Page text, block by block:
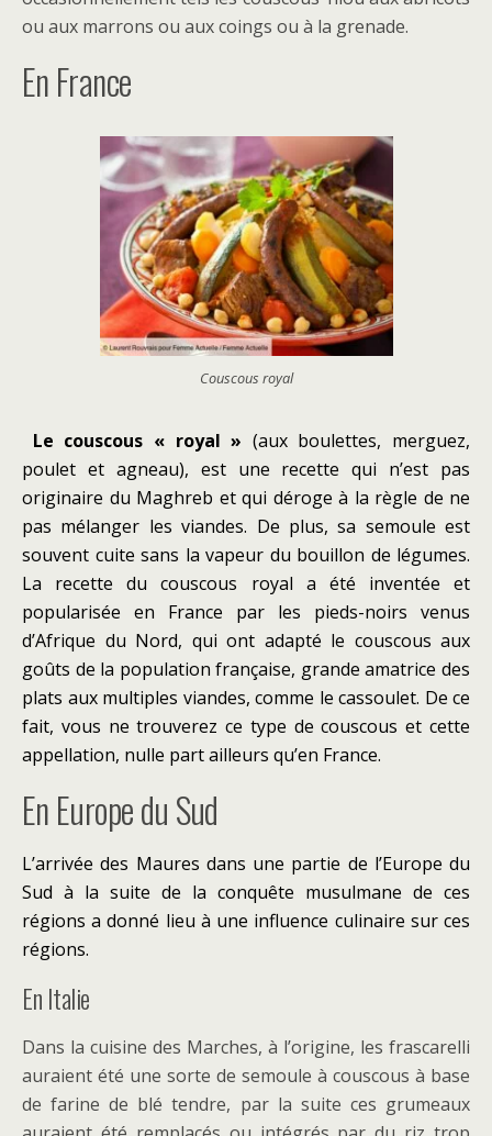
ou aux marrons ou aux coings ou à la grenade.
En France
Couscous royal
Le couscous « royal » (aux boulettes, merguez,
poulet et agneau), est une recette qui n’est pas
originaire du Maghreb et qui déroge à la règle de ne
pas mélanger les viandes. De plus, sa semoule est
souvent cuite sans la vapeur du bouillon de légumes.
La recette du couscous royal a été inventée et
popularisée en France par les pieds-noirs venus
d’Afrique du Nord, qui ont adapté le couscous aux
goûts de la population française, grande amatrice des
plats aux multiples viandes, comme le cassoulet. De ce
fait, vous ne trouverez ce type de couscous et cette
appellation, nulle part ailleurs qu’en France.
En Europe du Sud
L’arrivée des Maures dans une partie de l’Europe du
Sud à la suite de la conquête musulmane de ces
régions a donné lieu à une influence culinaire sur ces
régions.
En Italie
Dans la cuisine des Marches, à l’origine, les frascarelli
auraient été une sorte de semoule à couscous à base
de farine de blé tendre, par la suite ces grumeaux